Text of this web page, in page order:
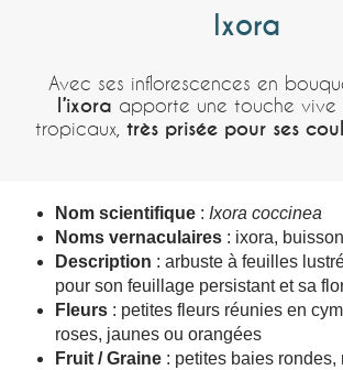
Ixora
Avec ses inflorescences en
l’ixora apporte une touche vive
tropicaux, très prisée pour ses
Nom scientifique : Ixora coccinea
Noms vernaculaires : ixora,
Description : arbuste à feuilles
pour son feuillage persistant et sa
Fleurs : petites fleurs réunies en
roses, jaunes ou orangées
Fruit / Graine : petites baies rondes,